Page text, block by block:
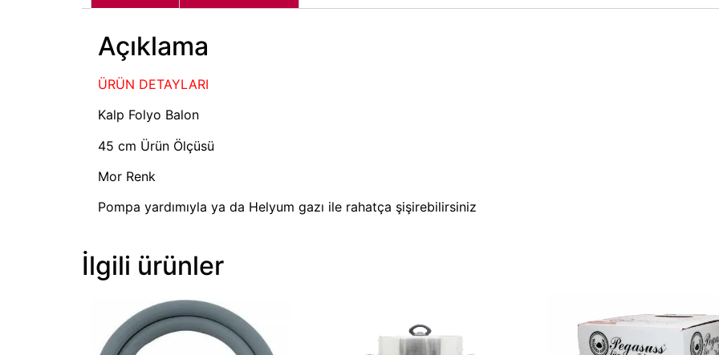
Açıklama
ÜRÜN DETAYLARI
Kalp Folyo Balon
45 cm Ürün Ölçüsü
Mor Renk
Pompa yardımıyla ya da Helyum gazı ile rahatça şişirebilirsiniz
İlgili ürünler